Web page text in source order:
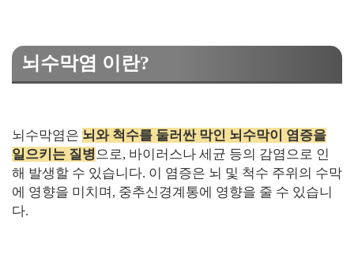
뇌수막염 이란?
뇌수막염은 뇌와 척수를 둘러싼 막인 뇌수막이 염증을
일으키는 질병으로, 바이러스나 세균 등의 감염으로 인
해 발생할 수 있습니다. 이 염증은 뇌 및 척수 주위의 수막
에 영향을 미치며, 중추신경계통에 영향을 줄 수 있습니
다.